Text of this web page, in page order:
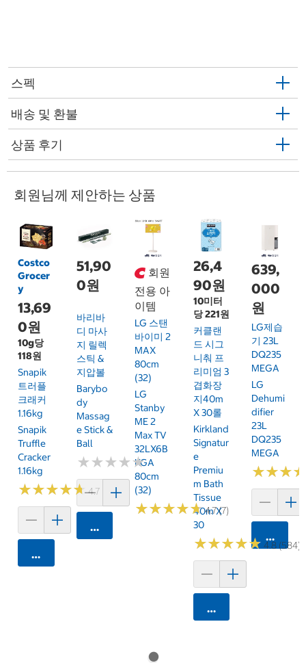
스펙
배송 및 환불
상품 후기
회원님께 제안하는 상품
Costco
Grocer
y
13,69
0원
10g당
118원
Snapik
트러플
크래커
1.16kg
Snapik
Truffle
Cracker
1.16kg
★★★★★
★★★★★4.7 (159)
카트에 담기
51,90
0원
바리바
디 마사
지 릴렉
스틱 &
지압볼
Barybo
Dy
Massag
E Stick &
Ball
★★★★★
★★★★★
카트에 담기
회원
전용 아
이템
LG 스탠
바이미 2
MAX
80cm
(32)
LG
Stanby
ME 2
Max TV
32LX6B
KGA
80cm
(32)
★★★★★
★★★★★4.7 (7)
26,4
90원
10미터
당 221원
커클랜
드 시그
니춰 프
리미엄 3
겹화장
지40m
X 30롤
Kirkland
Signatur
E
Premiu
M Bath
Tissue
40m X
30
★★★★★
★★★★★ 4.8 (584)
카트에 담기
639,
000
원
LG제습
기 23L
DQ235
MEGA
LG
Dehumi
Difier
23L
DQ235
MEGA
★★★
★★★
카트에